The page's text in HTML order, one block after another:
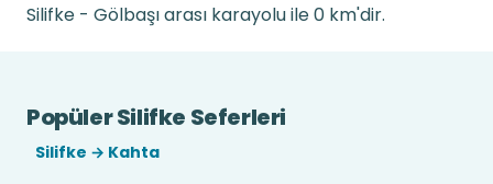
Silifke - Gölbaşı arası karayolu ile 0 km'dir.
Popüler Silifke Seferleri
Silifke → Kahta